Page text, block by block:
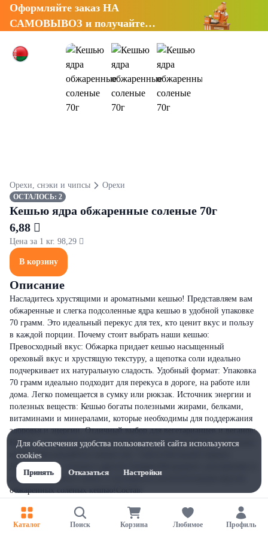
Оформляйте заказ НА
САМОВЫВОЗ и получайте
Орехи, снэки и чипсы Орехи
ОСТАЛОСЬ: 2
Кешью ядра обжаренные соленые 70г
6,88 
Цена за 1 кг. 98,29 
В корзину
Описание
Насладитесь хрустящими и ароматными кешью! Представляем вам
обжаренные и слегка подсоленные ядра кешью в удобной упаковке
70 грамм. Это идеальный перекус для тех, кто ценит вкус и пользу
в каждой порции. Почему стоит выбрать наши кешью:
Превосходный вкус: Обжарка придает кешью насыщенный
ореховый вкус и хрустящую текстуру, а щепотка соли идеально
подчеркивает их натуральную сладость. Удобный формат: Упаковка
70 грамм идеально подходит для перекуса в дороге, на работе или
дома. Легко помещается в сумку или рюкзак. Источник энергии и
полезных веществ: Кешью богаты полезными жирами, белками,
витаминами и минералами, которые необходимы для поддержания
здоровья и энергии. Отличный выбор для вегетарианцев и веганов:
Кешью - это прекрасный источник растительного белка и полезных
жиров. Наслаждайтесь кешью как: Самостоятельный перекус
Дополнение к салатам и другим блюдам Ингредиент для выпечки и
десертов Закажите сейчас и насладитесь восхитительным вкусом
обжаренных соленых кешью!Состав:
Каталог Поиск Корзина Любимое Профиль
Для обеспечения удобства пользователей сайта используются
cookies
Принять
Отказаться Настройки